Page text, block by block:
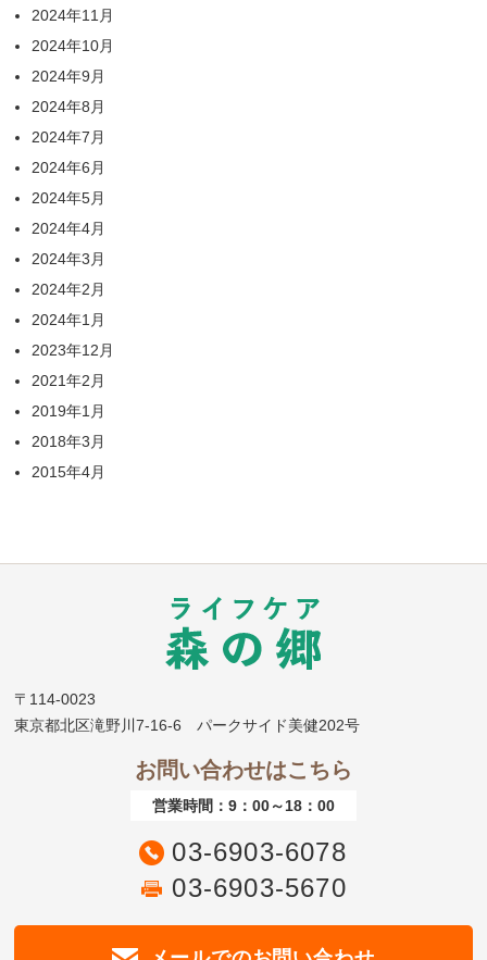
2024年11月
2024年10月
2024年9月
2024年8月
2024年7月
2024年6月
2024年5月
2024年4月
2024年3月
2024年2月
2024年1月
2023年12月
2021年2月
2019年1月
2018年3月
2015年4月
〒114-0023
東京都北区滝野川7-16-6 パークサイド美健202号
お問い合わせはこちら
営業時間：9：00～18：00
03-6903-6078
03-6903-5670